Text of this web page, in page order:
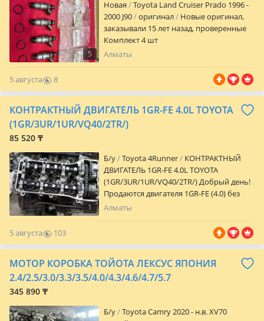
Казахстану Есть другие запчасти —
пишите, подберём всё Пишите для
уточнения цены и наличия Цена: от 3000
тг (зависит от авто) Ул Коктал 15Б
5
Новая
Toyota Land Cruiser Prado 1996 -
2000 J90
оригинал
Новые оригинал,
заказывали 15 лет назад, проверенные
Комплект 4 шт
Алматы
5 августа
8
0
КОНТРАКТНЫЙ ДВИГАТЕЛЬ 1GR-FE 4.0L TOYOTA
(1GR/3UR/1UR/VQ40/2TR/)
85 520 ₸
1
Б/y Toyota 4Runner
КОНТРАКТНЫЙ
ДВИГАТЕЛЬ 1GR-FE 4.0L TOYOTA
(1GR/3UR/1UR/VQ40/2TR/) Добрый день!
Продаются двигателя 1GR-FE (4.0) без
пробега по Казахстану. Состояние
возможность выбрать двигатель, много
двигателей на выбор. Кредит и
рассрочка на 12 месяцев (банк). 1GR-FE
(4.0) ставится на такие машины как:
Toyota 4Runner (с 2002 по 2009 годы)
Toyota Land Cruiser Prado (с2002 по 2009
Алматы
5 августа
103
0
МОТОР КОРОБКА ТОЙОТА ЛЕКСУС ЯПОНИЯ
2.4/2.5/3.0/3.3/3.5/4.0/4.3/4.6/4.7/5.7
345 890 ₸
Б/y
Toyota Camry 2020 - н.в. XV70